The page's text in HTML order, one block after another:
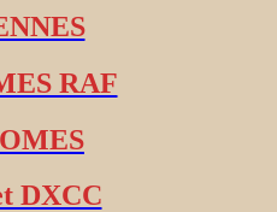
RAF
DXCC